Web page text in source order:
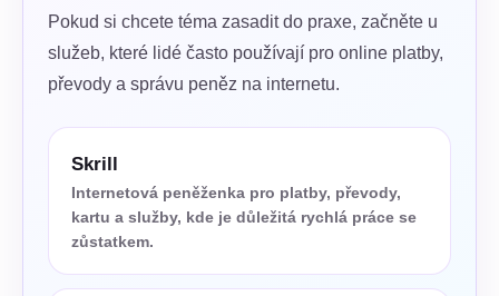
Pokud si chcete téma zasadit do praxe, začněte u
služeb, které lidé často používají pro online platby,
převody a správu peněz na internetu.
Skrill
Internetová peněženka pro platby, převody,
kartu a služby, kde je důležitá rychlá práce se
zůstatkem.